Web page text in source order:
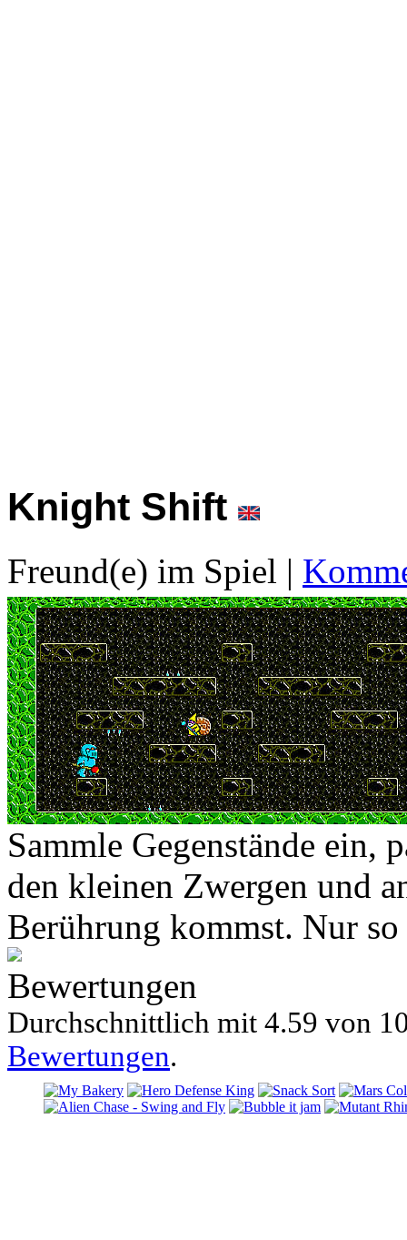
Knight Shift
Freund(e) im Spiel |
Sammle Gegenstände ein,
den kleinen Zwergen und
Berührung kommst. Nur
Bewertungen
Durchschnittlich mit 4.59 von
Bewertungen.